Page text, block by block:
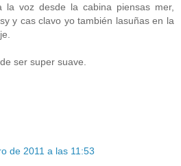
la voz desde la cabina piensas mer,
y cas clavo yo también lasuñas en la
ser super suave.
de 2011 a las 11:53